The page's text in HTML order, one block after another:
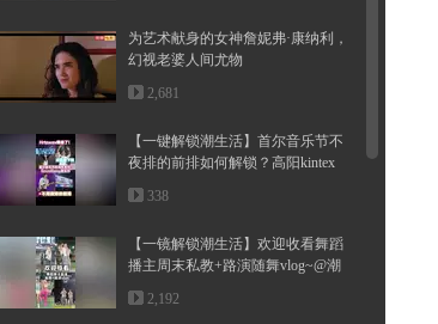
为艺术献身的女神詹妮弗·康纳利，
幻视老婆人间尤物
2,681
【一键解锁潮生活】首尔音乐节不
夜排的前排如何解锁？高阳kintex
超...
338
【一镜解锁潮生活】欢迎收看舞蹈
播主周末私教+路演随舞vlog~@潮
流...
2,192